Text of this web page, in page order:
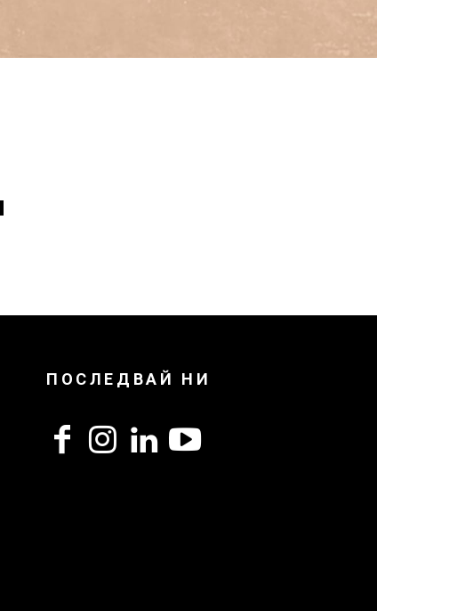
ПОСЛЕДВАЙ НИ